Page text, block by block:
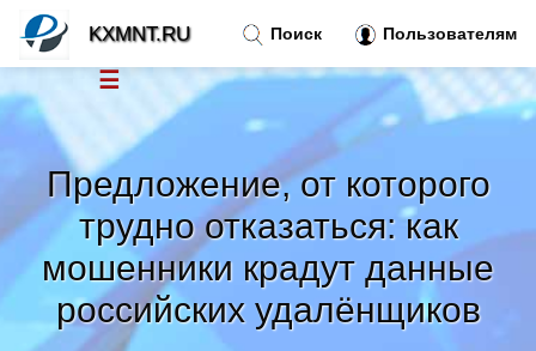
Предложение, от которого
трудно отказаться: как
мошенники крадут данные
российских удалёнщиков
Поиск Пользователям
KXMNT.RU
☰
Тренды новостей»
Рубрики»
Правила »